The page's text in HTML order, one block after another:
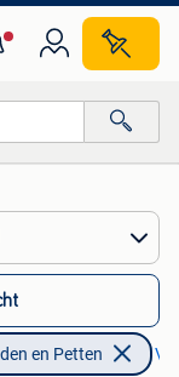
en Petten